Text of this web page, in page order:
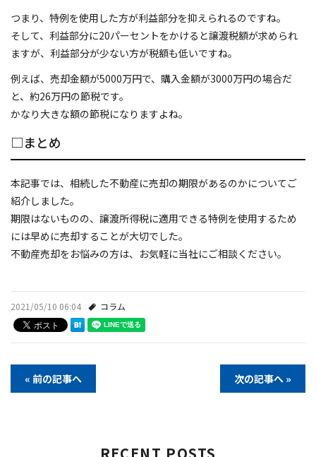
つまり、特例を使用した方が利益部分を抑えられるのですね。
そして、利益部分に20パーセントをかけると譲渡税額が求められ
ますが、利益部分が少ない方が税額も低いですね。
例えば、売却金額が5000万円で、購入金額が3000万円の場合だ
と、約26万円の節税です。
かなり大きな額の節税になりますよね。
□まとめ
本記事では、相続した不動産に売却の期限があるのかについてご
紹介しました。
期限はないものの、譲渡所得税に適用できる特例を使用するため
には早めに売却することが大切でした。
不動産売却をお悩みの方は、お気軽に当社にご相談ください。
2021/05/10 06:04 コラム
« 前の記事へ 次の記事へ »
RECENT POSTS